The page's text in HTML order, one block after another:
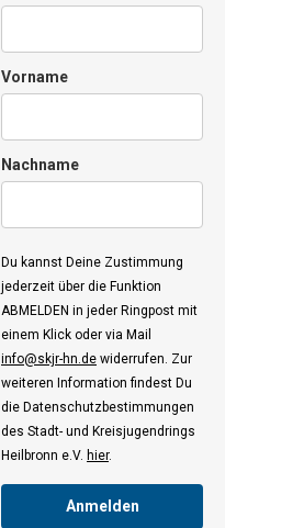
Vorname
Nachname
Du kannst Deine Zustimmung
jederzeit über die Funktion
ABMELDEN in jeder Ringpost mit
einem Klick oder via Mail
info@skjr-hn.de widerrufen. Zur
weiteren Information findest Du
die Datenschutzbestimmungen
des Stadt- und Kreisjugendrings
Heilbronn e.V. hier.
Anmelden